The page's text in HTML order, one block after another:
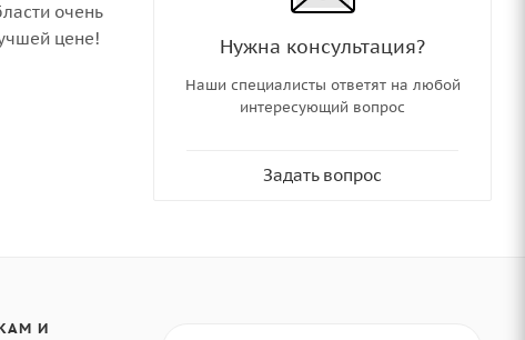
очень
цене!
Нужна консультация?
Наши специалисты ответят на любой
интересующий вопрос
Задать вопрос
И